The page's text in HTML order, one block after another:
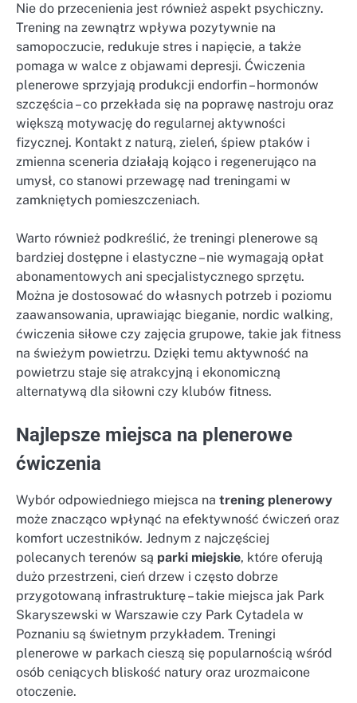
Nie do przecenienia jest również aspekt psychiczny.
Trening na zewnątrz wpływa pozytywnie na
samopoczucie, redukuje stres i napięcie, a także
pomaga w walce z objawami depresji. Ćwiczenia
plenerowe sprzyjają produkcji endorfin – hormonów
szczęścia – co przekłada się na poprawę nastroju oraz
większą motywację do regularnej aktywności
fizycznej. Kontakt z naturą, zieleń, śpiew ptaków i
zmienna sceneria działają kojąco i regenerująco na
umysł, co stanowi przewagę nad treningami w
zamkniętych pomieszczeniach.
Warto również podkreślić, że treningi plenerowe są
bardziej dostępne i elastyczne – nie wymagają opłat
abonamentowych ani specjalistycznego sprzętu.
Można je dostosować do własnych potrzeb i poziomu
zaawansowania, uprawiając bieganie, nordic walking,
ćwiczenia siłowe czy zajęcia grupowe, takie jak fitness
na świeżym powietrzu. Dzięki temu aktywność na
powietrzu staje się atrakcyjną i ekonomiczną
alternatywą dla siłowni czy klubów fitness.
Najlepsze miejsca na plenerowe
ćwiczenia
Wybór odpowiedniego miejsca na trening plenerowy
może znacząco wpłynąć na efektywność ćwiczeń oraz
komfort uczestników. Jednym z najczęściej
polecanych terenów są parki miejskie, które oferują
dużo przestrzeni, cień drzew i często dobrze
przygotowaną infrastrukturę – takie miejsca jak Park
Skaryszewski w Warszawie czy Park Cytadela w
Poznaniu są świetnym przykładem. Treningi
plenerowe w parkach cieszą się popularnością wśród
osób ceniących bliskość natury oraz urozmaicone
otoczenie.